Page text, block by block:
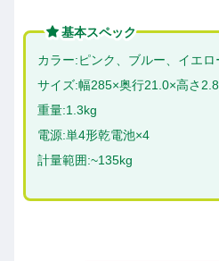
基本スペック
カラー:ピンク、ブルー、イエロ
サイズ:幅285×奥行21.0×高さ
重量:1.3kg
電源:単4形乾電池×4
計量範囲:~135kg